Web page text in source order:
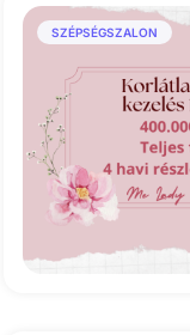
SZÉPSÉGSZALON